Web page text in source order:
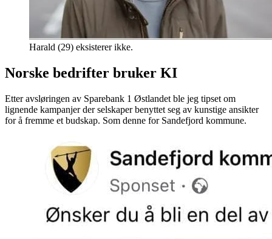
Harald (29) eksisterer ikke.
Norske bedrifter bruker KI
Etter avsløringen av Sparebank 1 Østlandet ble jeg tipset om
lignende kampanjer der selskaper benyttet seg av kunstige ansikter
for å fremme et budskap. Som denne for Sandefjord kommune.